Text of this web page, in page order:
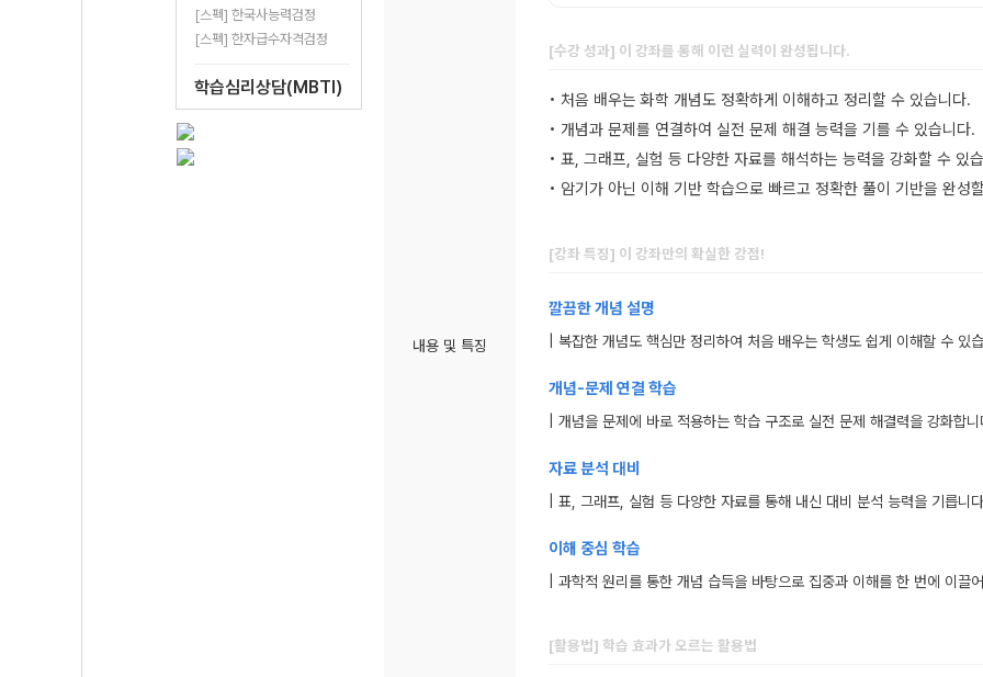
[스펙] 한국사능력검정
[스펙] 한자급수자격검정
학습심리상담(MBTI)
내용 및 특징
[수강 성과] 이 강좌를 통해 이런 실력이 완성됩니다.
• 처음 배우는 화학 개념도 정확하게 이해하고 정리할 수 있습니다.
• 개념과 문제를 연결하여 실전 문제 해결 능력을 기를 수 있습니다.
• 표, 그래프, 실험 등 다양한 자료를 해석하는 능력을 강화할 수 있
• 암기가 아닌 이해 기반 학습으로 빠르고 정확한 풀이 기반을 완성
[강좌 특징] 이 강좌만의 확실한 강점!
깔끔한 개념 설명
| 복잡한 개념도 핵심만 정리하여 처음 배우는 학생도 쉽게 이해할 수 있
개념-문제 연결 학습
| 개념을 문제에 바로 적용하는 학습 구조로 실전 문제 해결력을 강화합
자료 분석 대비
| 표, 그래프, 실험 등 다양한 자료를 통해 내신 대비 분석 능력을 기릅니
이해 중심 학습
| 과학적 원리를 통한 개념 습득을 바탕으로 집중과 이해를 한 번에 이끌
[활용법] 학습 효과가 오르는 활용법